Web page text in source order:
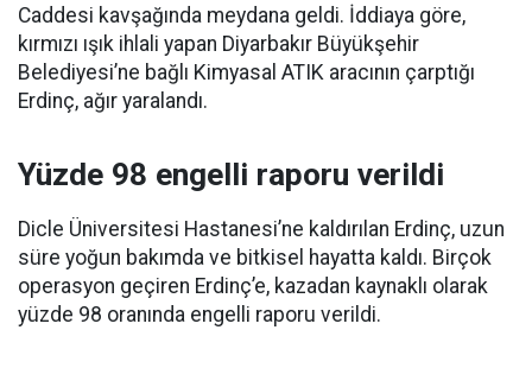
Caddesi kavşağında meydana geldi. İddiaya göre,
kırmızı ışık ihlali yapan Diyarbakır Büyükşehir
Belediyesi’ne bağlı Kimyasal ATIK aracının çarptığı
Erdinç, ağır yaralandı.
Yüzde 98 engelli raporu verildi
Dicle Üniversitesi Hastanesi’ne kaldırılan Erdinç, uzun
süre yoğun bakımda ve bitkisel hayatta kaldı. Birçok
operasyon geçiren Erdinç’e, kazadan kaynaklı olarak
yüzde 98 oranında engelli raporu verildi.